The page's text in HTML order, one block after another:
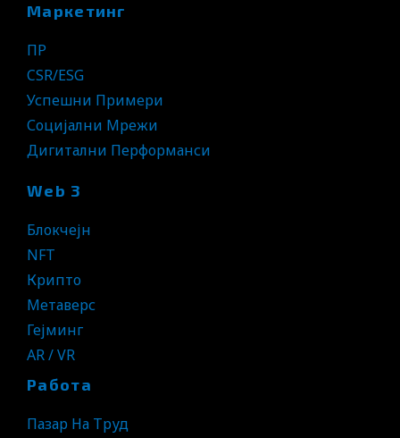
Маркетинг
ПР
CSR/ESG
Успешни Примери
Социјални Мрежи
Дигитални Перформанси
Web 3
Блокчејн
NFT
Крипто
Метаверс
Гејминг
AR / VR
Работа
Пазар На Труд